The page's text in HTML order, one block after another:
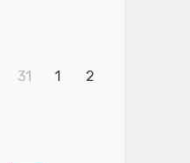
31 1 2